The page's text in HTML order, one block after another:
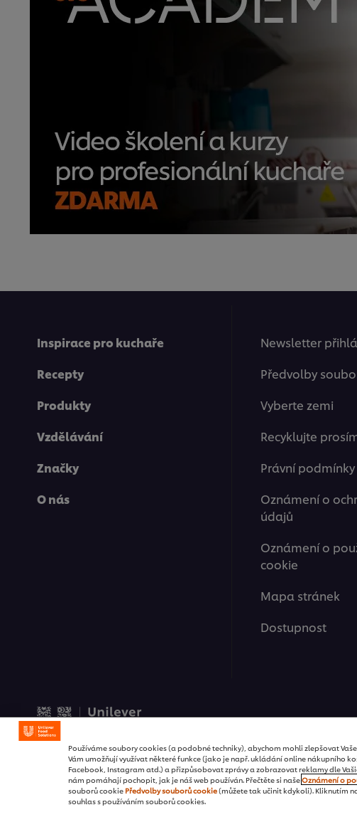
Inspirace pro kuchaře
Recepty
Produkty
Vzdělávání
Značky
O nás
Newsletter
Předvolby
Vyberte zemi
Recyklujte
Právní podmínky
Oznámení o
údajů
Oznámení o
cookie
Mapa stránek
Dostupnost
Používáme soubory cookies (a podobné techniky), abychom mohli zlepšovat
Vám umožňují využívat některé funkce (jako je např. ukládání online nákupního
Facebook, Instagram atd.) a přizpůsobovat zprávy a zobrazovat reklamy dle
nám pomáhají pochopit, jak je náš web používán. Přečtěte si našeOznámení o
souborů cookie Předvolby souborů cookie(můžete tak učinit kdykoli). Kliknutím
souhlas s používáním souborů cookies.